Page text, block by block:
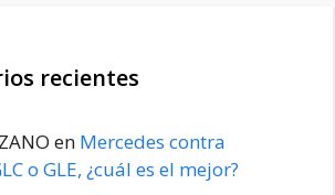
recientes
en Mercedes contra
o GLE, ¿cuál es el mejor?